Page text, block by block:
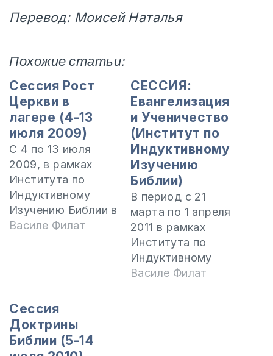
Перевод: Моисей Наталья
Похожие статьи:
Сессия Рост
Церкви в
лагере (4-13
июля 2009)
С 4 по 13 июля
2009, в рамках
Института по
Индуктивному
Изучению Библии в
Молдове
времени, в
котором мы живем
и мы желаем
воспользоваться
Василе Филат
СЕССИЯ:
Евангелизация
и Ученичество
(Институт по
Индуктивному
Изучению
Библии)
В период с 21
марта по 1 апреля
2011 в рамках
Института по
Индуктивному
Изучению Библии в
Василе Филат
Сессия
Доктрины
Библии (5-14